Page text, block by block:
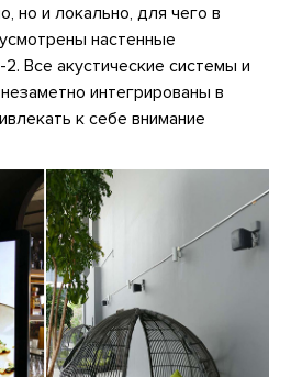
но и локально, для чего в
настенные
Все акустические системы и
интегрированы в
к себе внимание